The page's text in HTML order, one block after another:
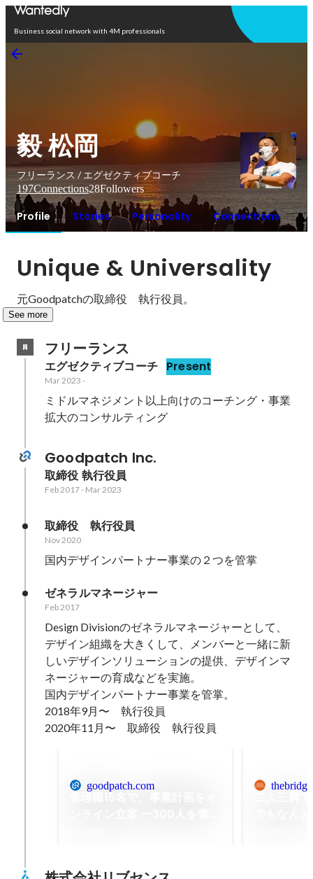
Business social network with 4M professionals
毅 松岡
フリーランス / エグゼクティブコーチ
197Connections28Followers
Profile Stories Personality Connections
Unique & Universality
元Goodpatchの取締役　執行役員。
See more
フリーランス
エグゼクティブコーチ Present
Mar 2023 -
ミドルマネジメント以上向けのコーチング・事業
拡大のコンサルティング
Goodpatch Inc.
取締役 執行役員
Feb 2017- Mar 2023
取締役　執行役員
Nov 2020
国内デザインパートナー事業の２つを管掌
ゼネラルマネージャー
Feb 2017
Design Divisionのゼネラルマネージャーとして、
デザイン組織を大きくして、メンバーと一緒に新
しいデザインソリューションの提供、デザインマ
ネージャーの育成などを実施。
国内デザインパートナー事業を管掌。
2018年9月〜　執行役員
2020年11月〜　取締役　執行役員
goodpatch.com